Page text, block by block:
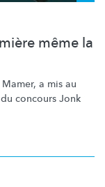
même la
a mis au
concours Jonk